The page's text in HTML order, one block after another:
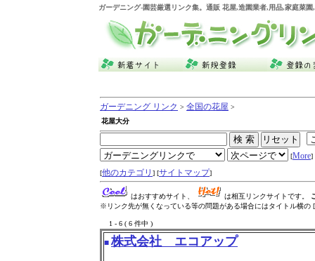
ガーデニング-園芸厳選リンク集。通販 花屋,造園業者,用品,家庭菜
ガーデニング リンク > 全国の花屋 >
花屋大分
[More]
[他のカテゴリ ] [サイトマップ]
はおすすめサイト、 は相互リンクサイトです。
※リンク先が無くなっている等の問題がある場合にはタイトル横の [
1 - 6 ( 6 件中 )
■ 株式会社 エコアップ